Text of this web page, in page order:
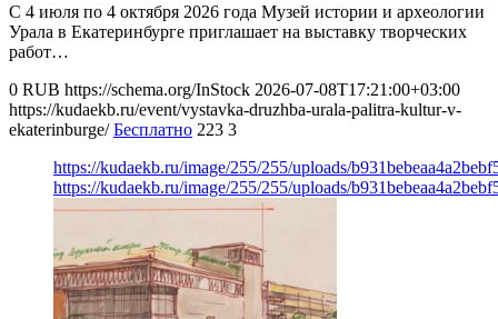
С 4 июля по 4 октября 2026 года Музей истории и археологии
Урала в Екатеринбурге приглашает на выставку творческих
работ…
0 RUB https://schema.org/InStock 2026-07-08T17:21:00+03:00
https://kudaekb.ru/event/vystavka-druzhba-urala-palitra-kultur-v-
ekaterinburge/ Бесплатно 223 3
https://kudaekb.ru/image/255/255/uploads/
https://kudaekb.ru/image/255/255/uploads/